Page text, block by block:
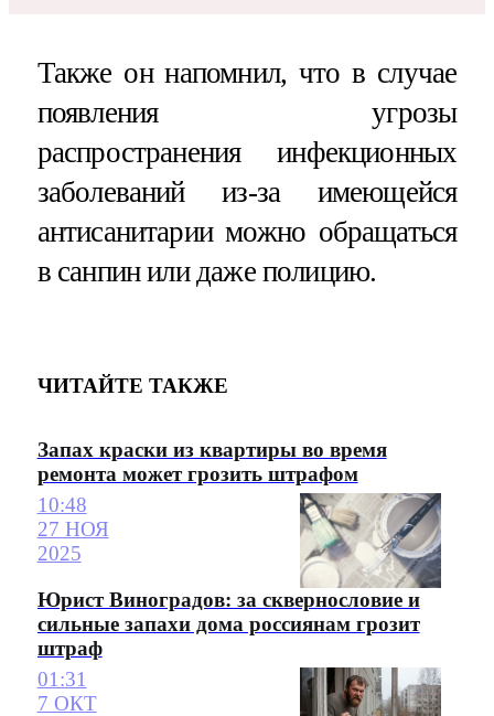
Также он напомнил, что в случае
появления угрозы
распространения инфекционных
заболеваний из-за имеющейся
антисанитарии можно обращаться
в санпин или даже полицию.
ЧИТАЙТЕ ТАКЖЕ
Запах краски из квартиры во время
ремонта может грозить штрафом
10:48
27 НОЯ
2025
Юрист Виноградов: за сквернословие и
сильные запахи дома россиянам грозит
штраф
01:31
7 ОКТ